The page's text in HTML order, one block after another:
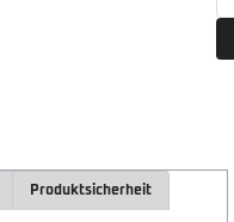
Produktsicherheit